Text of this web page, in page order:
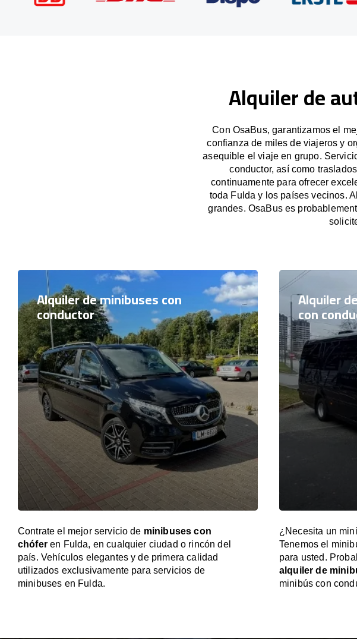
Alquiler de
Con OsaBus, garantizamos el
confianza de miles de viajeros y
asequible el viaje en grupo.
conductor, así como
continuamente para ofrecer
toda Fulda y los países vecinos.
grandes. OsaBus es
Alquiler de minibuses con
conductor
Contrate el mejor servicio de minibuses con
chóferen Fulda, en cualquier ciudad o rincón del
país. Vehículos elegantes y de primera calidad
utilizados exclusivamente para servicios de
minibuses en Fulda.
Alquiler
con
¿Necesita un
Tenemos el
para usted.
alquiler de
minibús con